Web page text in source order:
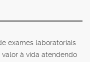
exames laboratoriais
à vida atendendo